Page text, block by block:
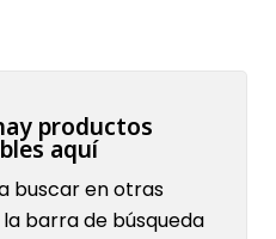
productos
aquí
buscar en otras
barra de búsqueda